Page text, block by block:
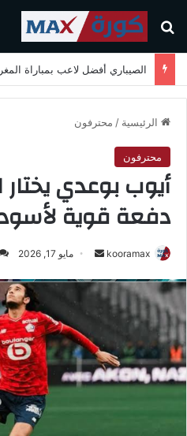
بحث عن
الرئيسية / محترفون
محترفون
أيوب بوعدي
دفعة قوية
kooramax
س
ر
ي
د
مايو 17, 2026